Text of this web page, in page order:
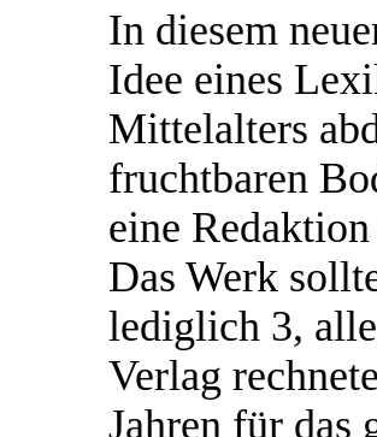
In diesem
Idee eines
Mittelalters
fruchtbaren
eine
Das Werk
lediglich 3,
Verlag
Jahren für das